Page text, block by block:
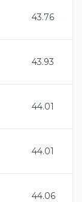
43.76
43.93
44.01
44.01
44.06